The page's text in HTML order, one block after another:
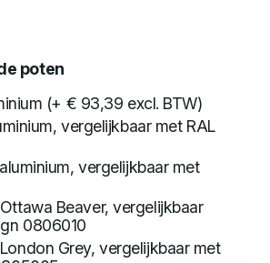
poten
(+ € 93,39 excl. BTW)
vergelijkbaar met RAL
vergelijkbaar met
Beaver, vergelijkbaar
0806010
Grey, vergelijkbaar met